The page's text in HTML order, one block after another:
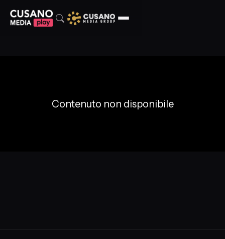
Contenuto non disponibile